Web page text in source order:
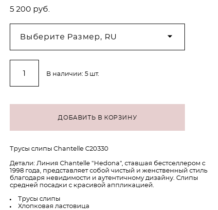
5 200 pуб.
Выберите Размер, RU
В наличии: 5 шт.
ДОБАВИТЬ В КОРЗИНУ
Трусы слипы Chantelle C20330
Детали: Линия Chantelle "Hedona", ставшая бестселлером с
1998 года, представляет собой чистый и женственный стиль
благодаря невидимости и аутентичному дизайну. Слипы
средней посадки с красивой аппликацией.
Трусы слипы
Хлопковая ластовица